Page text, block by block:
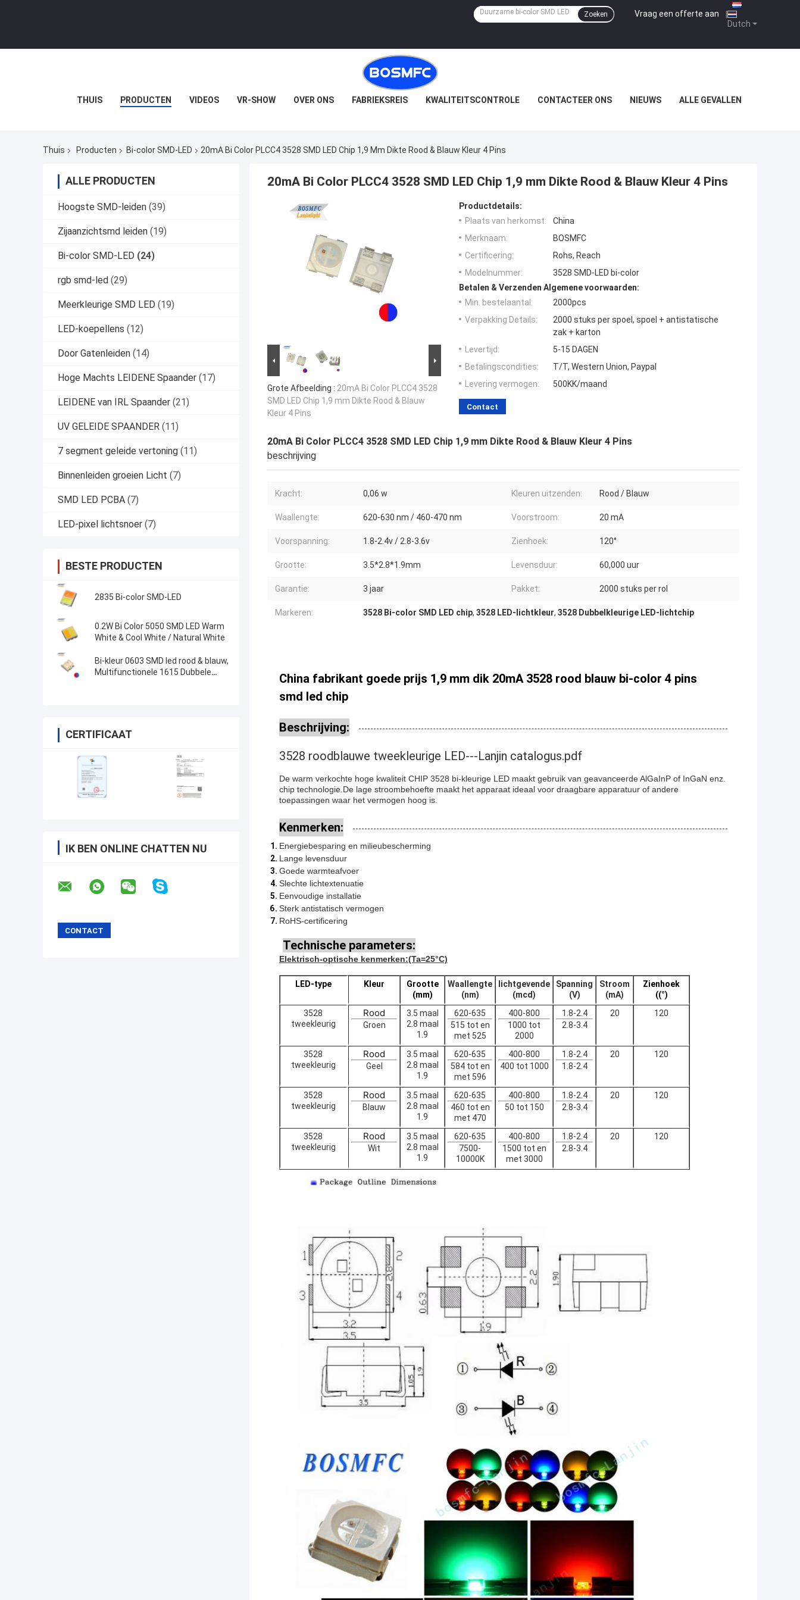
Dutch
Vraag een offerte aan |
Zoeken
THUIS PRODUCTEN VIDEOS VR-SHOW OVER ONS FABRIEKSREIS KWALITEITSCONTROLE CONTACTEER ONS NIEUWS ALLE GEVALLEN
Thuis Producten Bi-color SMD-LED 20mA Bi Color PLCC4 3528 SMD LED Chip 1,9 Mm Dikte Rood & Blauw Kleur 4 Pins
ALLE PRODUCTEN
Hoogste SMD-leiden (39)
Zijaanzichtsmd leiden (19)
Bi-color SMD-LED (24)
rgb smd-led (29)
Meerkleurige SMD LED (19)
LED-koepellens (12)
Door Gatenleiden (14)
Hoge Machts LEIDENE Spaander (17)
LEIDENE van IRL Spaander (21)
UV GELEIDE SPAANDER (11)
7 segment geleide vertoning (11)
Binnenleiden groeien Licht (7)
SMD LED PCBA (7)
LED-pixel lichtsnoer (7)
BESTE PRODUCTEN
2835 Bi-color SMD-LED
0.2W Bi Color 5050 SMD LED Warm
White & Cool White / Natural White
Bi-kleur 0603 SMD led rood & blauw,
Multifunctionele 1615 Dubbele
CERTIFICAAT
IK BEN ONLINE CHATTEN NU
20mA Bi Color PLCC4 3528 SMD LED Chip 1,9 mm Dikte Rood & Blauw Kleur 4 Pins
Grote Afbeelding : 20mA Bi Color PLCC4 3528
SMD LED Chip 1,9 mm Dikte Rood & Blauw
Kleur 4 Pins
Productdetails:
Plaats van herkomst:
China
Merknaam:
BOSMFC
Certificering:
Rohs, Reach
Modelnummer:
3528 SMD-LED bi-color
Betalen & Verzenden Algemene voorwaarden:
Min. bestelaantal:
2000pcs
Verpakking Details:
2000 stuks per spoel, spoel + antistatische
zak + karton
Levertijd:
5-15 DAGEN
Betalingscondities:
T/T, Western Union, Paypal
Levering vermogen:
500KK/maand
Contact
20mA Bi Color PLCC4 3528 SMD LED Chip 1,9 mm Dikte Rood & Blauw Kleur 4 Pins
beschrijving
Kracht: 0,06 w Kleuren uitzenden: Rood / Blauw
Waallengte: 620-630 nm / 460-470 nm Voorstroom: 20 mA
Voorspanning: 1.8-2.4v / 2.8-3.6v Zienhoek: 120°
Grootte: 3.5*2.8*1.9mm Levensduur: 60,000 uur
Garantie: 3 jaar Pakket: 2000 stuks per rol
Markeren: 3528 Bi-color SMD LED chip, 3528 LED-lichtkleur, 3528 Dubbelkleurige LED-lichtchip
China fabrikant goede prijs 1,9 mm dik 20mA 3528 rood blauw bi-color 4 pins
smd led chip
Beschrijving:
3528 roodblauwe tweekleurige LED---Lanjin catalogus.pdf
De warm verkochte hoge kwaliteit CHIP 3528 bi-kleurige LED maakt gebruik van geavanceerde AlGaInP of InGaN enz.
chip technologie.De lage stroombehoefte maakt het apparaat ideaal voor draagbare apparatuur of andere
toepassingen waar het vermogen hoog is.
Kenmerken:
Energiebesparing en milieubescherming
Lange levensduur
Goede warmteafvoer
Slechte lichtextenuatie
Eenvoudige installatie
Sterk antistatisch vermogen
RoHS-certificering
Technische parameters:
Elektrisch-optische kenmerken:(Ta=25°C)
LED-type Kleur
Grootte
(mm)
Waallengte
(nm)
lichtgevende
(mcd)
Spanning
(V)
Stroom
(mA)
Zienhoek
((°)
3528
tweekleurig
Rood
Groen
3.5 maal
2.8 maal
1.9
620-635
515 tot en
met 525
400-800
1000 tot
2000
1.8-2.4
2.8-3.4
20 120
3528
tweekleurig
Rood
Geel
3.5 maal
2.8 maal
1.9
620-635
584 tot en
met 596
400-800
400 tot 1000
1.8-2.4
1.8-2.4
20 120
3528
tweekleurig
Rood
Blauw
3.5 maal
2.8 maal
1.9
620-635
460 tot en
met 470
400-800
50 tot 150
1.8-2.4
2.8-3.4
20 120
3528
tweekleurig
Rood
Wit
3.5 maal
2.8 maal
1.9
620-635
7500-
10000K
400-800
1500 tot en
met 3000
1.8-2.4
2.8-3.4
20 120